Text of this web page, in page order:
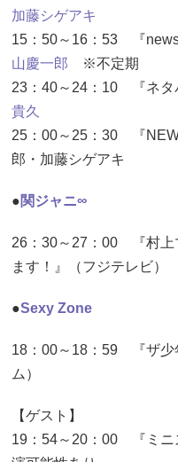
加藤シゲアキ
15：50～16：53 『
山慶一郎 ※不定期
23：40～24：10 『ネ
貴久
25：00～25：30 『
郎・加藤シゲアキ
●関ジャニ∞
26：30～27：00 『村上
ます！』（フジテレビ）
●Sexy Zone
18：00～18：59 『ザ少
ム）
【ゲスト】
19：54～20：00 『ミ